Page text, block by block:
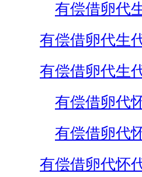
有偿借卵代
有偿借卵代生
有偿借卵代生
有偿借卵代
有偿借卵代
有偿借卵代怀